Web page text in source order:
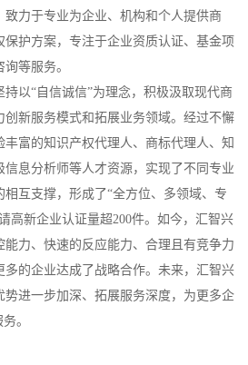
力于专业为企业、机构和个人提供商
护方案，专注于企业资质认证、基金项
等服务。
以“自信诚信”为理念，积极汲取现代商
创新服务模式和拓展业务领域。经过不懈
富的知识产权代理人、商标代理人、知
息分析师等人才资源，实现了不同专业
互支撑，形成了“全方位、多领域、专
高新企业认证量超200件。如今，汇智兴
力、快速的反应能力、合理且有竞争力
多的企业达成了战略合作。未来，汇智兴
势进一步加深、拓展服务深度，为更多企
。